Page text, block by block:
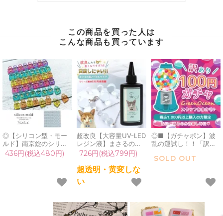
この商品を買った人は
こんな商品も買っています
◎【シリコン型・モー
ルド】南京錠のシリコ
ンモールド 鍵穴 レジン
型 キー アルファベット
LEDレジン 手芸 クラフ
436円(税込480円)
超改良【大容量UV-LED
レジン液】まさるの涙
ver.03 超透明 70g 初心
者 作家 コーティング
ハード 黄変しない 高品
質 クリア 猫 UVレジン
液 安い おすすめ
726円(税込799円)
超透明・黄変しな
い
◎■【ガチャポン】波
乱の運試し！！「訳あ
文につき1つだけよ♪毎
ーツ,雑貨,アクセサリー
SOLD OUT